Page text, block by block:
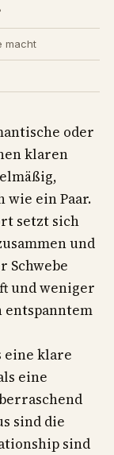
macht
oder
klaren
ein Paar.
setzt sich
und
Schwebe
und weniger
entspanntem
eine klare
eine
sind die
sind